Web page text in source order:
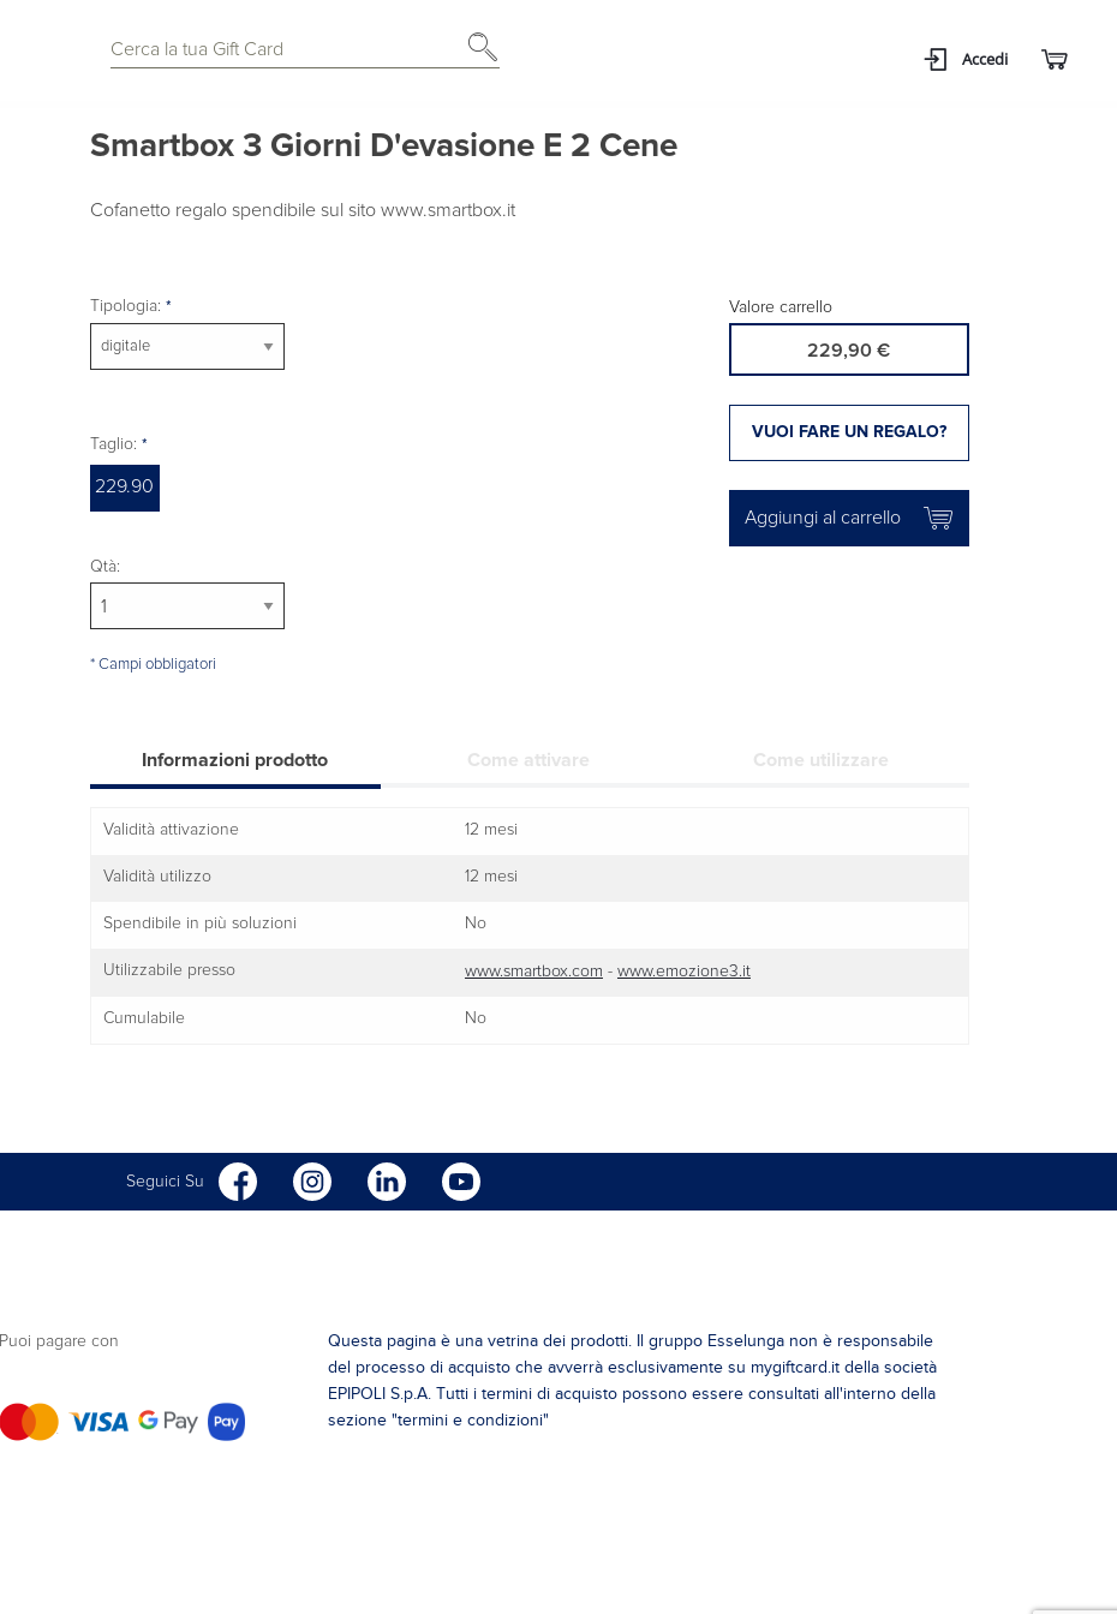
Accedi
Smartbox 3 Giorni D'evasione E 2 Cene
Cofanetto regalo spendibile sul sito www.smartbox.it
Tipologia:
Taglio:
229.90
Qtà:
* Campi obbligatori
Valore carrello
229,90 €
VUOI FARE UN REGALO?
Aggiungi al carrello
Informazioni prodotto Come attivare Come utilizzare
Validità attivazione 12 mesi
Validità utilizzo 12 mesi
Spendibile in più soluzioni No
Utilizzabile presso www.smartbox.com - www.emozione3.it
Cumulabile No
Seguici Su
Puoi pagare con
Questa pagina è una vetrina dei prodotti. Il gruppo Esselunga non è responsabile
del processo di acquisto che avverrà esclusivamente su mygiftcard.it della società
EPIPOLI S.p.A. Tutti i termini di acquisto possono essere consultati all'interno della
sezione "termini e condizioni"